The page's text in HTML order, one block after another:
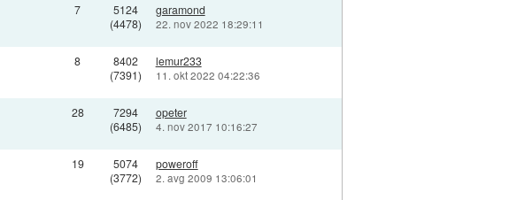
7
5124
(4478)
garamond
22. nov 2022 18:29:11
8
8402
(7391)
lemur233
11. okt 2022 04:22:36
28
7294
(6485)
opeter
4. nov 2017 10:16:27
19
5074
(3772)
poweroff
2. avg 2009 13:06:01